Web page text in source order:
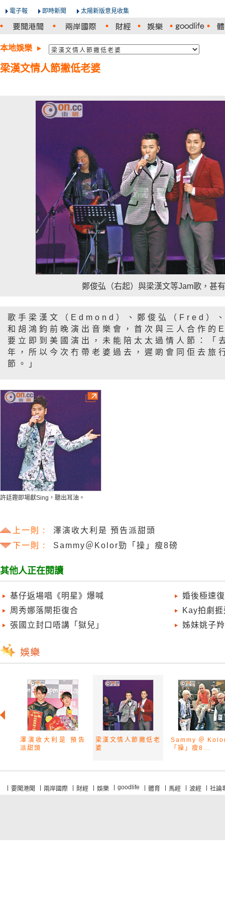
電子報 即時新聞 太陽新版意見收集
本地娛樂
梁漢文情人節撇低老婆
鄭俊弘（右起）與梁漢文等Jam歌，甚
歌手梁漢文（Edmond）、鄭俊弘（Fred）
和胡鴻鈞前晚演出音樂會，首次與三人合作
要立即到美國演出，未能陪太太過情人節：「
年，所以今次冇帶老婆過去，遲啲會同佢去旅
節。」
許廷鏗即場獻Sing，聽出耳油。
上一則 :
澤演收大利是 預告派甜頭
下一則 :
Sammy＠Kolor勁「操」瘦8磅
其他人正在閱讀
基仔返場唱《明星》爆喊
周秀娜落閘拒復合
張國立封口唔講「獄兒」
婚後極速
Kay拍劇
姊妹姚子
澤演收大利是 預告
派甜頭
梁漢文情人節撇低老
婆
Sammy＠
「操」瘦8...
要聞港聞 兩岸國際 財經 娛樂 goodlife 體育 馬經 波經 社論